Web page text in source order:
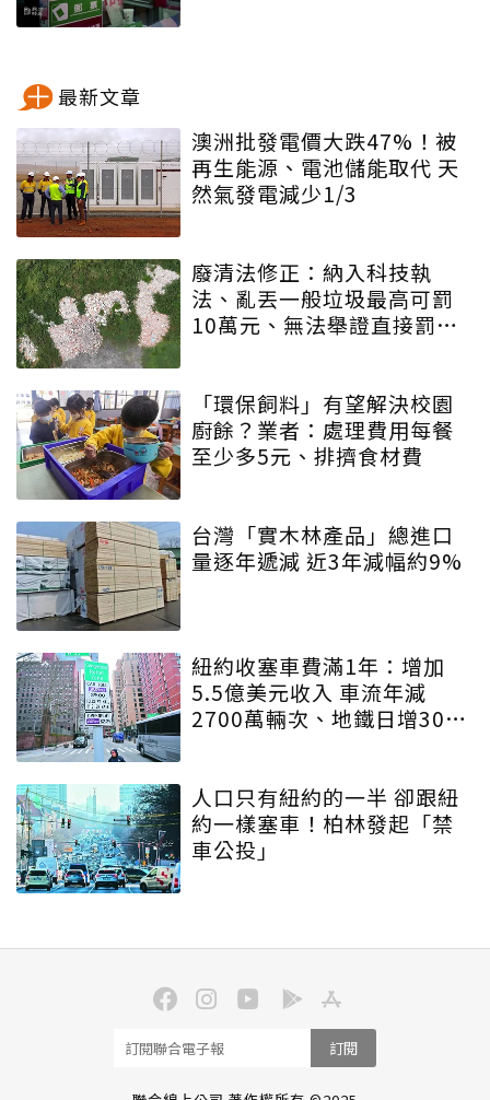
最新文章
澳洲批發電價大跌47%！被
再生能源、電池儲能取代 天
然氣發電減少1/3
廢清法修正：納入科技執
法、亂丟一般垃圾最高可罰
10萬元、無法舉證直接罰車
「環保飼料」有望解決校園
廚餘？業者：處理費用每餐
至少多5元、排擠食材費
台灣「實木林產品」總進口
量逐年遞減 近3年減幅約9%
紐約收塞車費滿1年：增加
5.5億美元收入 車流年減
2700萬輛次、地鐵日增30萬
人口只有紐約的一半 卻跟紐
約一樣塞車！柏林發起「禁
車公投」
訂閱